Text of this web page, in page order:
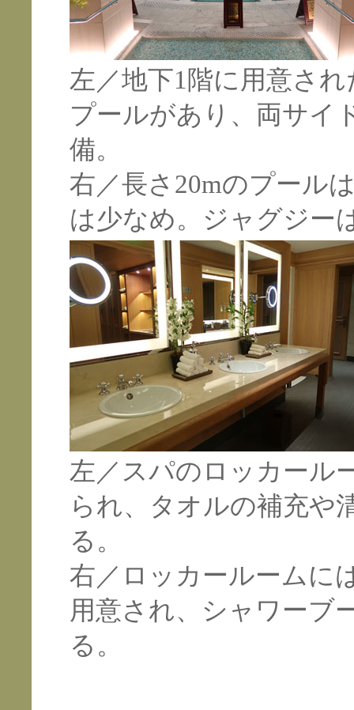
左／地下1階に用意さ
プールがあり、両サイ
備。
右／長さ20mのプール
は少なめ。ジャグジー
左／スパのロッカール
られ、タオルの補充や
る。
右／ロッカールームに
用意され、シャワーブ
る。